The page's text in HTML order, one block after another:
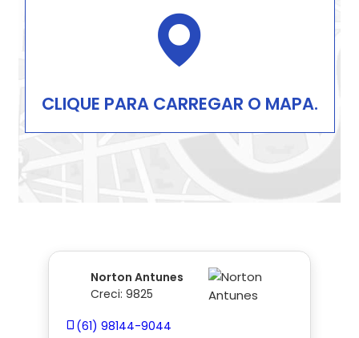
CLIQUE PARA CARREGAR O MAPA.
Norton Antunes
Creci: 9825
(61) 98144-9044